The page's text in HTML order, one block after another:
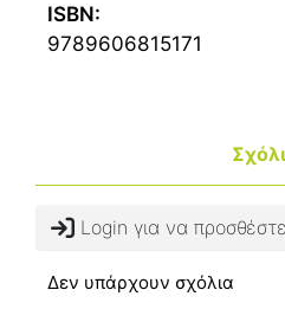
ISBN:
9789606815171
Login για να
Δεν υπάρχουν σχόλια